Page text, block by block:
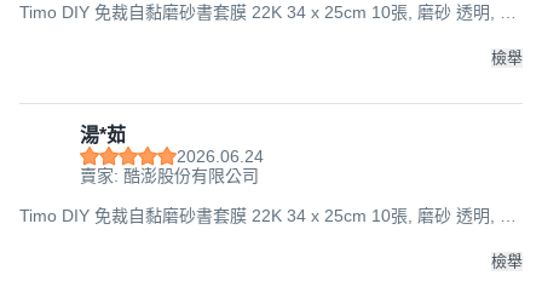
Timo DIY 免裁自黏磨砂書套膜 22K 34 x 25cm 10張, 磨砂 透明, 1
檢舉
湯*茹
2026.06.24
賣家: 酷澎股份有限公司
Timo DIY 免裁自黏磨砂書套膜 22K 34 x 25cm 10張, 磨砂 透明, 1
檢舉